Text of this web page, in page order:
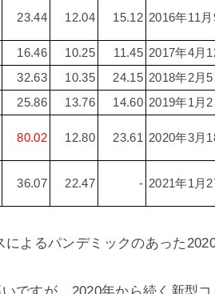
23.44 12.04 15.12 2016年11月
16.46 10.25 11.45 2017年4月
32.63 10.35 24.15 2018年2月5
25.86 13.76 14.60 2019年1月2
80.02 12.80 23.61 2020年3月
36.07 22.47 - 2021年1月
よるパンデミックのあった